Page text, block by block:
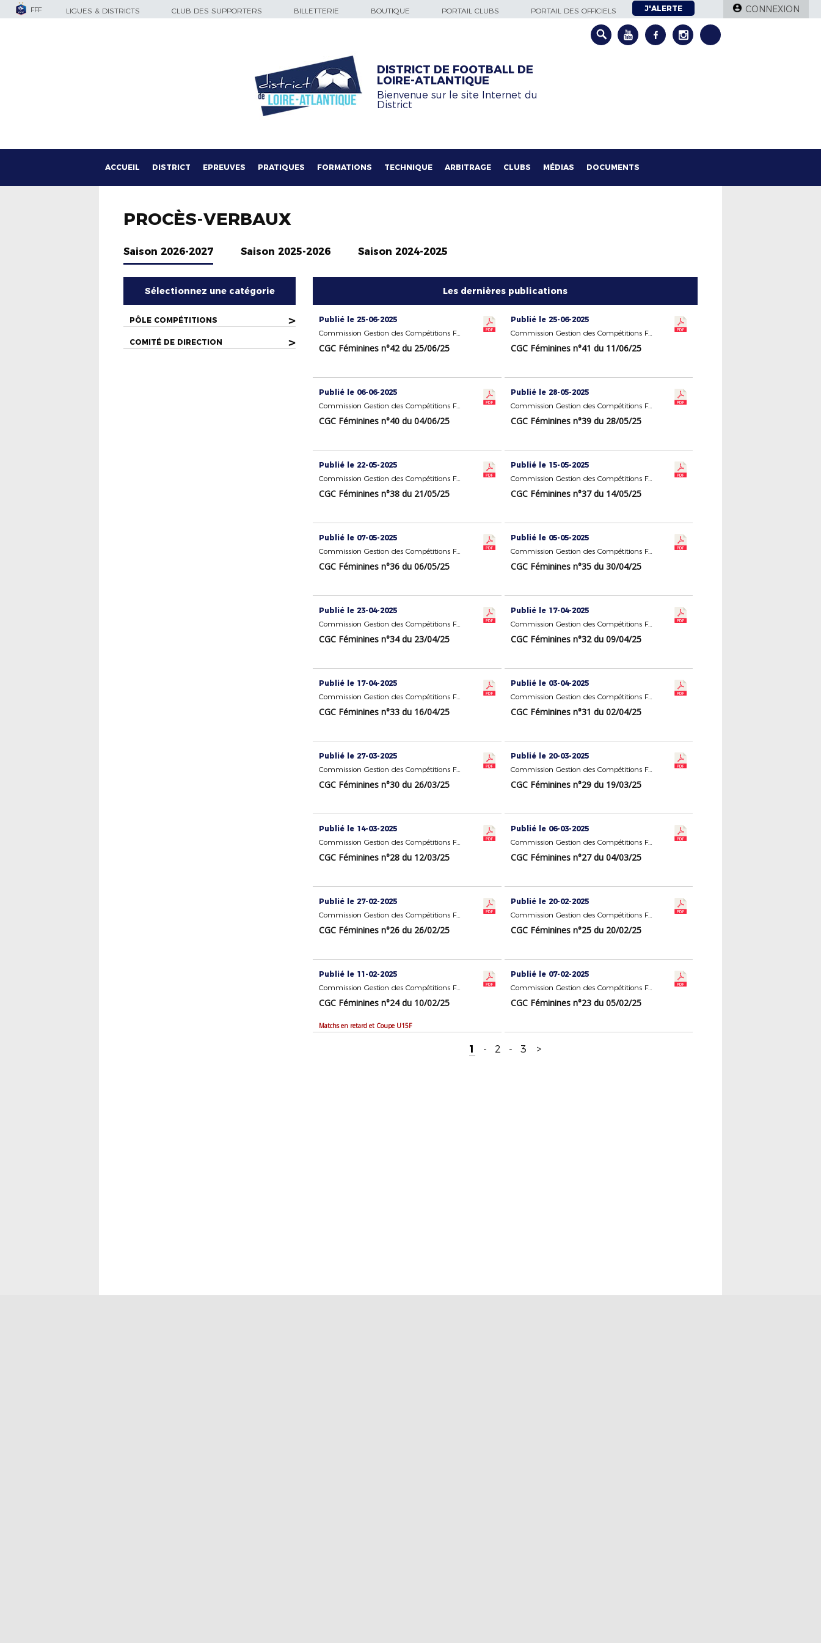
FFF LIGUES & DISTRICTS CLUB DES SUPPORTERS BILLETTERIE BOUTIQUE PORTAIL CLUBS PORTAIL DES OFFICIELS J'ALERTE CONNEXION
DISTRICT DE FOOTBALL DE
LOIRE-ATLANTIQUE
Bienvenue sur le site Internet du
District
ACCUEIL DISTRICT EPREUVES PRATIQUES FORMATIONS TECHNIQUE ARBITRAGE CLUBS MÉDIAS DOCUMENTS
PROCÈS-VERBAUX
Saison 2026-2027 Saison 2025-2026 Saison 2024-2025
Sélectionnez une catégorie
PÔLE COMPÉTITIONS >
COMITÉ DE DIRECTION >
Les dernières publications
Publié le 25-06-2025
Commission Gestion des Compétitions Féminines
CGC Féminines n°42 du 25/06/25
Publié le 25-06-2025
Commission Gestion des Compétitions Féminines
CGC Féminines n°41 du 11/06/25
Publié le 06-06-2025
Commission Gestion des Compétitions Féminines
CGC Féminines n°40 du 04/06/25
Publié le 28-05-2025
Commission Gestion des Compétitions Féminines
CGC Féminines n°39 du 28/05/25
Publié le 22-05-2025
Commission Gestion des Compétitions Féminines
CGC Féminines n°38 du 21/05/25
Publié le 15-05-2025
Commission Gestion des Compétitions Féminines
CGC Féminines n°37 du 14/05/25
Publié le 07-05-2025
Commission Gestion des Compétitions Féminines
CGC Féminines n°36 du 06/05/25
Publié le 05-05-2025
Commission Gestion des Compétitions Féminines
CGC Féminines n°35 du 30/04/25
Publié le 23-04-2025
Commission Gestion des Compétitions Féminines
CGC Féminines n°34 du 23/04/25
Publié le 17-04-2025
Commission Gestion des Compétitions Féminines
CGC Féminines n°32 du 09/04/25
Publié le 17-04-2025
Commission Gestion des Compétitions Féminines
CGC Féminines n°33 du 16/04/25
Publié le 03-04-2025
Commission Gestion des Compétitions Féminines
CGC Féminines n°31 du 02/04/25
Publié le 27-03-2025
Commission Gestion des Compétitions Féminines
CGC Féminines n°30 du 26/03/25
Publié le 20-03-2025
Commission Gestion des Compétitions Féminines
CGC Féminines n°29 du 19/03/25
Publié le 14-03-2025
Commission Gestion des Compétitions Féminines
CGC Féminines n°28 du 12/03/25
Publié le 06-03-2025
Commission Gestion des Compétitions Féminines
CGC Féminines n°27 du 04/03/25
Publié le 27-02-2025
Commission Gestion des Compétitions Féminines
CGC Féminines n°26 du 26/02/25
Publié le 20-02-2025
Commission Gestion des Compétitions Féminines
CGC Féminines n°25 du 20/02/25
Publié le 11-02-2025
Commission Gestion des Compétitions Féminines
CGC Féminines n°24 du 10/02/25
Matchs en retard et Coupe U15F
Publié le 07-02-2025
Commission Gestion des Compétitions Féminines
CGC Féminines n°23 du 05/02/25
1 - 2 - 3 >